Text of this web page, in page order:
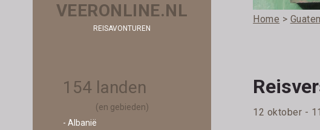
VEERONLINE.NL
REISAVONTUREN
154 landen
(en gebieden)
- Albanië
Home >
12 oktober -